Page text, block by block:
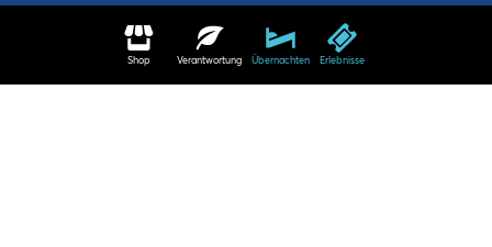
Shop Verantwortung Übernachten Erlebnisse